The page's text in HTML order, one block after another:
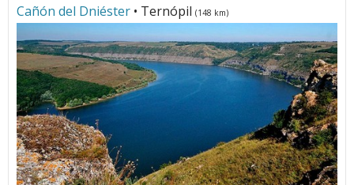
Cañón del Dniéster • Ternópil (148 km)